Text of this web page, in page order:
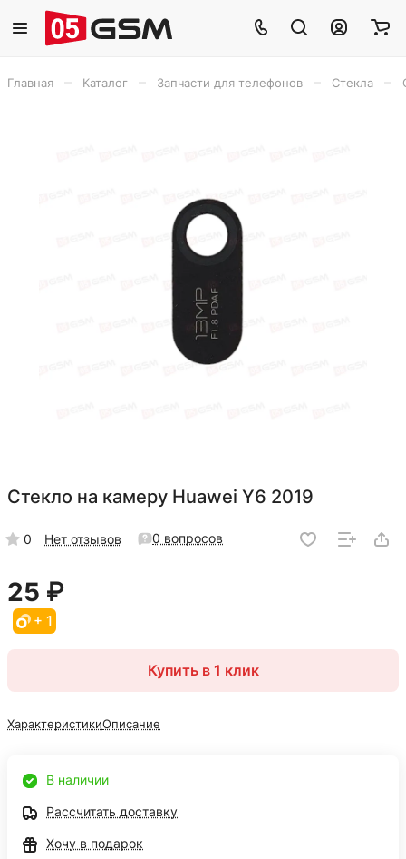
Главная Каталог Запчасти для телефонов Стекла
Стекло на камеру Huawei Y6 2019
0 Нет отзывов 0 вопросов
25 ₽
+ 1
Купить в 1 клик
ХарактеристикиОписание
В наличии
Рассчитать доставку
Хочу в подарок